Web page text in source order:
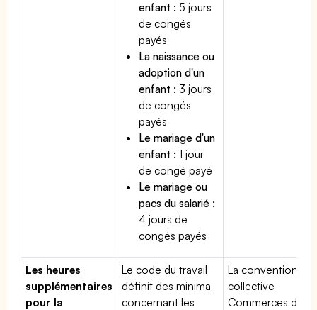
enfant : 5 jours
de congés
payés
La naissance ou
adoption d'un
enfant : 3 jours
de congés
payés
Le mariage d'un
enfant : 1 jour
de congé payé
Le mariage ou
pacs du salarié :
4 jours de
congés payés
Les heures
supplémentaires
pour la
Le code du travail
définit des minima
concernant les
La convention
collective
Commerces de